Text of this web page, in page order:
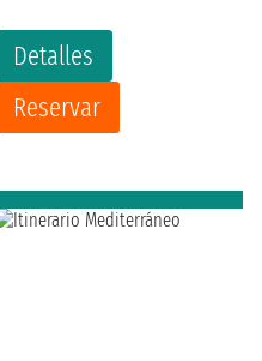
Detalles
Reservar